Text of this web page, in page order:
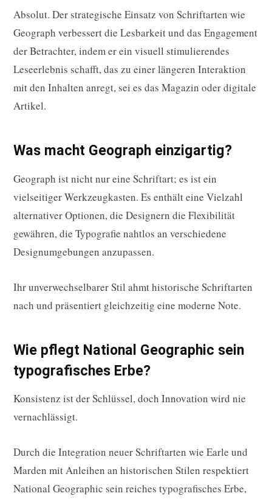
Absolut. Der strategische Einsatz von Schriftarten wie
Geograph verbessert die Lesbarkeit und das Engagement
der Betrachter, indem er ein visuell stimulierendes
Leseerlebnis schafft, das zu einer längeren Interaktion
mit den Inhalten anregt, sei es das Magazin oder digitale
Artikel.
Was macht Geograph einzigartig?
Geograph ist nicht nur eine Schriftart; es ist ein
vielseitiger Werkzeugkasten. Es enthält eine Vielzahl
alternativer Optionen, die Designern die Flexibilität
gewähren, die Typografie nahtlos an verschiedene
Designumgebungen anzupassen.
Ihr unverwechselbarer Stil ahmt historische Schriftarten
nach und präsentiert gleichzeitig eine moderne Note.
Wie pflegt National Geographic sein
typografisches Erbe?
Konsistenz ist der Schlüssel, doch Innovation wird nie
vernachlässigt.
Durch die Integration neuer Schriftarten wie Earle und
Marden mit Anleihen an historischen Stilen respektiert
National Geographic sein reiches typografisches Erbe,